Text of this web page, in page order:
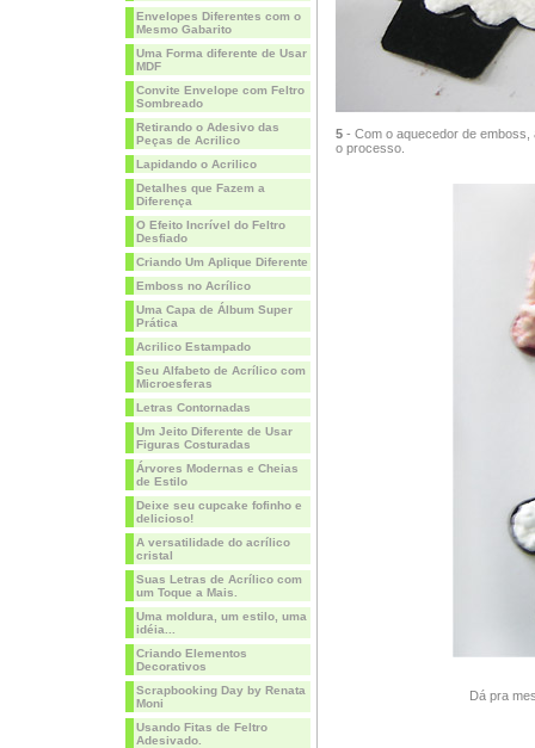
Envelopes Diferentes com o
Mesmo Gabarito
Uma Forma diferente de Usar
MDF
Convite Envelope com Feltro
Sombreado
Retirando o Adesivo das
Peças de Acrilico
Lapidando o Acrilico
Detalhes que Fazem a
Diferença
O Efeito Incrível do Feltro
Desfiado
Criando Um Aplique Diferente
Emboss no Acrílico
Uma Capa de Álbum Super
Prática
Acrilico Estampado
Seu Alfabeto de Acrílico com
Microesferas
Letras Contornadas
Um Jeito Diferente de Usar
Figuras Costuradas
Árvores Modernas e Cheias
de Estilo
Deixe seu cupcake fofinho e
delicioso!
A versatilidade do acrílico
cristal
Suas Letras de Acrílico com
um Toque a Mais.
Uma moldura, um estilo, uma
idéia...
Criando Elementos
Decorativos
Scrapbooking Day by Renata
Moni
Usando Fitas de Feltro
Adesivado.
5- Com o aquecedor de emboss,
o processo.
Dá pra